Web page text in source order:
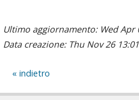
Ultimo aggiornamento: Wed Apr
Data creazione: Thu Nov 26
indietro